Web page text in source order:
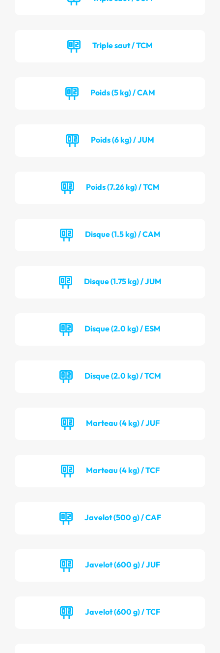
Triple saut / TCM
Poids (5 kg) / CAM
Poids (6 kg) / JUM
Poids (7.26 kg) / TCM
Disque (1.5 kg) / CAM
Disque (1.75 kg) / JUM
Disque (2.0 kg) / ESM
Disque (2.0 kg) / TCM
Marteau (4 kg) / JUF
Marteau (4 kg) / TCF
Javelot (500 g) / CAF
Javelot (600 g) / JUF
Javelot (600 g) / TCF